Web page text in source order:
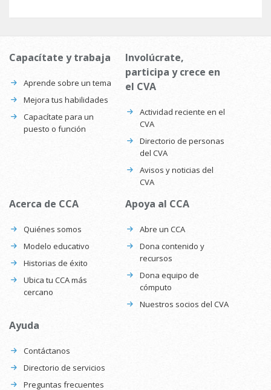
Capacítate y trabaja
Aprende sobre un tema
Mejora tus habilidades
Capacítate para un
puesto o función
Involúcrate,
participa y crece en
el CVA
Actividad reciente en el
CVA
Directorio de personas
del CVA
Avisos y noticias del
CVA
Acerca de CCA
Quiénes somos
Modelo educativo
Historias de éxito
Ubica tu CCA más
cercano
Apoya al CCA
Abre un CCA
Dona contenido y
recursos
Dona equipo de
cómputo
Nuestros socios del CVA
Ayuda
Contáctanos
Directorio de servicios
Preguntas frecuentes